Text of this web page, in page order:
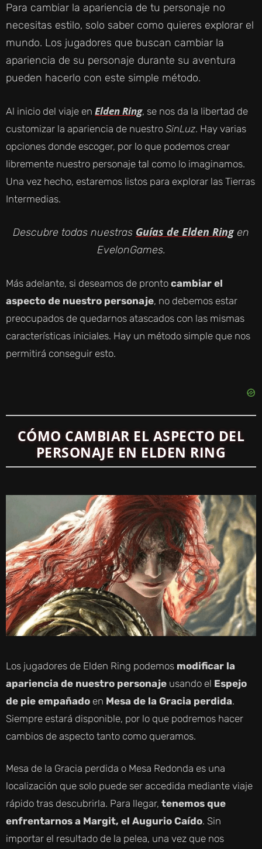
Para cambiar la apariencia de tu personaje no
necesitas estilo, solo saber como quieres explorar el
mundo. Los jugadores que buscan cambiar la
apariencia de su personaje durante su aventura
pueden hacerlo con este simple método.
Al inicio del viaje en Elden Ring, se nos da la libertad de
customizar la apariencia de nuestro SinLuz. Hay varias
opciones donde escoger, por lo que podemos crear
libremente nuestro personaje tal como lo imaginamos.
Una vez hecho, estaremos listos para explorar las Tierras
Intermedias.
Descubre todas nuestras Guías de Elden Ringen
EvelonGames.
Más adelante, si deseamos de pronto cambiar el
aspecto de nuestro personaje, no debemos estar
preocupados de quedarnos atascados con las mismas
características iniciales. Hay un método simple que nos
permitirá conseguir esto.
CÓMO CAMBIAR EL ASPECTO DEL
PERSONAJE EN ELDEN RING
Los jugadores de Elden Ring podemos modificar la
apariencia de nuestro personaje usando el Espejo
de pie empañado en Mesa de la Gracia perdida.
Siempre estará disponible, por lo que podremos hacer
cambios de aspecto tanto como queramos.
Mesa de la Gracia perdida o Mesa Redonda es una
localización que solo puede ser accedida mediante viaje
rápido tras descubrirla. Para llegar, tenemos que
enfrentarnos a Margit, el Augurio Caído. Sin
importar el resultado de la pelea, una vez que nos